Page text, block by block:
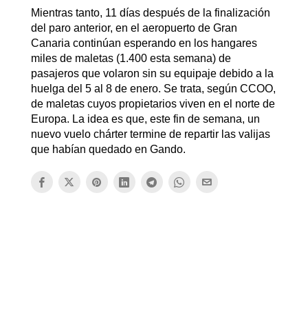
Mientras tanto, 11 días después de la finalización
del paro anterior, en el aeropuerto de Gran
Canaria continúan esperando en los hangares
miles de maletas (1.400 esta semana) de
pasajeros que volaron sin su equipaje debido a la
huelga del 5 al 8 de enero. Se trata, según CCOO,
de maletas cuyos propietarios viven en el norte de
Europa. La idea es que, este fin de semana, un
nuevo vuelo chárter termine de repartir las valijas
que habían quedado en Gando.